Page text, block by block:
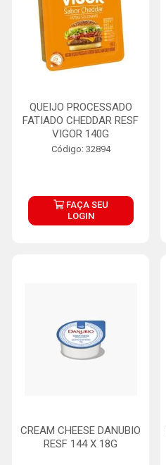
QUEIJO PROCESSADO
FATIADO CHEDDAR RESF
VIGOR 140G
Código: 32894
FAÇA SEU
LOGIN
CREAM CHEESE DANUBIO
RESF 144 X 18G